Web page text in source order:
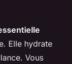
Elle hydrate
Vous